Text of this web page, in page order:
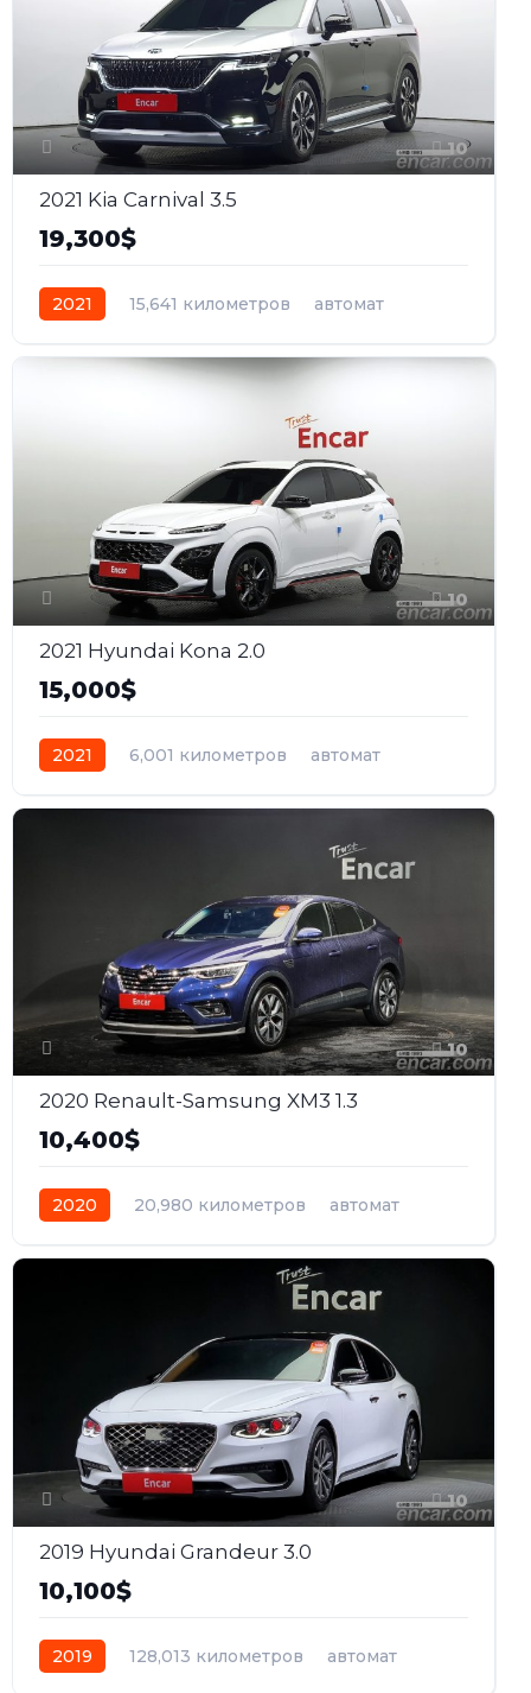
10
2021 Kia Carnival 3.5
19,300$
2021 15,641 километров
автомат
10
2021 Hyundai Kona 2.0
15,000$
2021 6,001 километров
автомат
10
2020 Renault-Samsung XM3 1.3
10,400$
2020 20,980 километров
автомат
10
2019 Hyundai Grandeur 3.0
10,100$
2019 128,013 километров
автомат